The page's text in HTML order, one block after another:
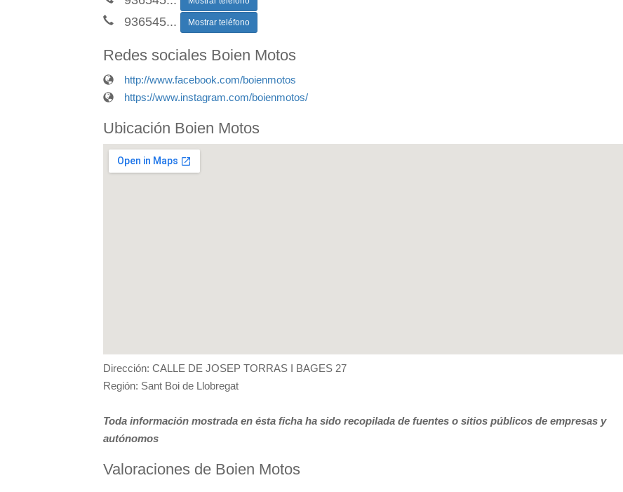
936545... Mostrar teléfono
Redes sociales Boien Motos
http://www.facebook.com/boienmotos
https://www.instagram.com/boienmotos/
Ubicación Boien Motos
Dirección: CALLE DE JOSEP TORRAS I BAGES 27
Región: Sant Boi de Llobregat
Toda información mostrada en ésta ficha ha sido recopilada de fuentes o sitios públicos de empresas y
autónomos
Valoraciones de Boien Motos